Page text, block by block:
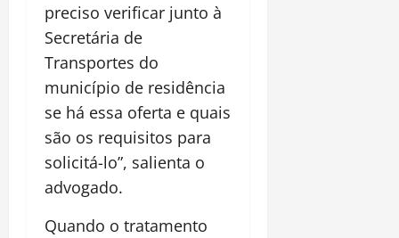
preciso verificar junto à
Secretária de
Transportes do
município de residência
se há essa oferta e quais
são os requisitos para
solicitá-lo”, salienta o
advogado.
Quando o tratamento